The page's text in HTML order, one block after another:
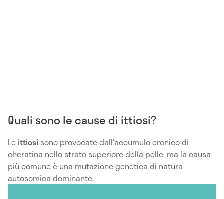
Quali sono le cause di ittiosi?
Le ittiosi sono provocate dall'accumulo cronico di
cheratina nello strato superiore della pelle, ma la causa
più comune è una mutazione genetica di natura
autosomica dominante.